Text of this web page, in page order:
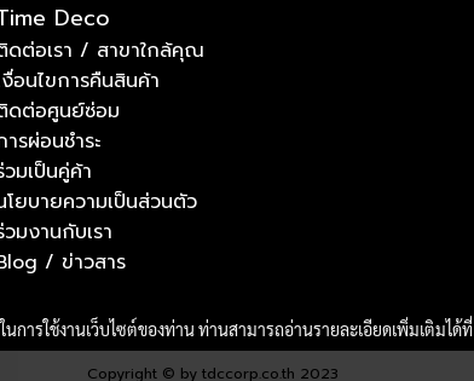
Deco
ดต่อเรา / สาขาใกล้คุณ
งื่อนไขการคืนสินค้า
ดต่อศูนย์ซ่อม
ารผ่อนชำระ
วมเป็นคู่ค้า
โยบายความเป็นส่วนตัว
วมงานกับเรา
/ ข่าวสาร
Copyright © by tdccorp.co.th 2023
ารใช้งานเว็บไซต์ของท่าน ท่านสามารถอ่านรายละเอียดเพิ่มเติมได้ที่